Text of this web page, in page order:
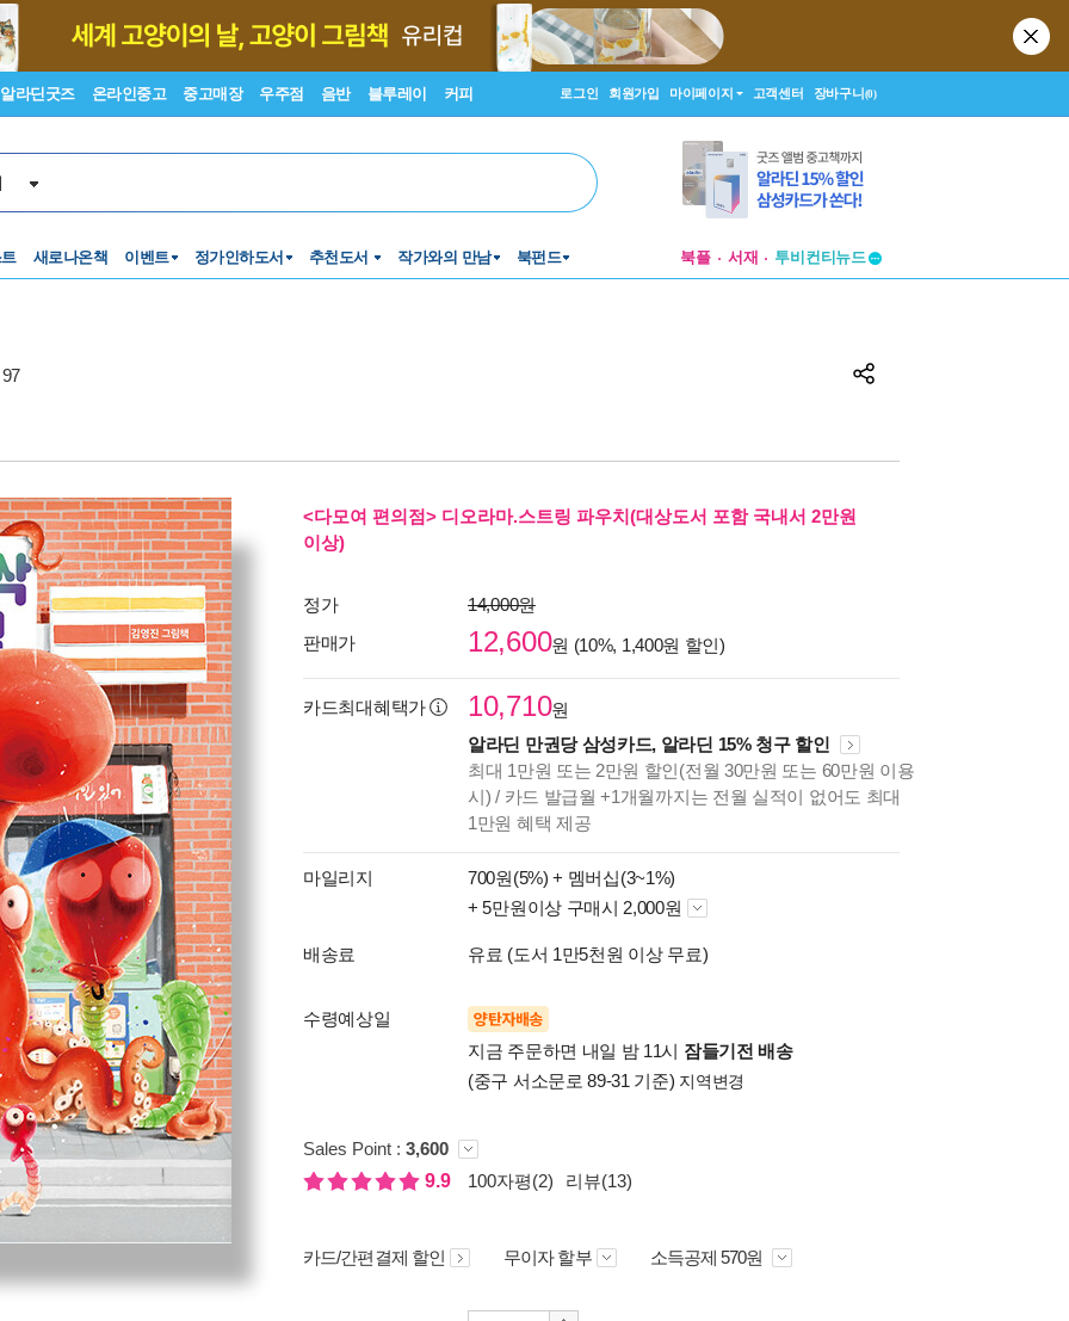
알라딘굿즈 온라인중고 중고매장 우주점 음반 블루레이 커피 로그인 회원가입 마이페이지 고객센터 장바구니(0)
새로나온책 이벤트 정가인하도서 추천도서 작가와의 만남 북펀드 북플 서재
<다모여 편의점> 디오라마.스트링 파우치(대상도서 포함 국내서 2만원
이상)
정가
14,000원
판매가
12,600원 (10%, 1,400원 할인)
카드최대혜택가 10,710원
알라딘 만권당 삼성카드, 알라딘 15% 청구 할인
최대 1만원 또는 2만원 할인(전월 30만원 또는 60만원 이용
시) / 카드 발급월 +1개월까지는 전월 실적이 없어도 최대
1만원 혜택 제공
마일리지 700원(5%) + 멤버십(3~1%)
+ 5만원이상 구매시 2,000원
배송료 유료 (도서 1만5천원 이상 무료)
수령예상일 양탄자배송
지금 주문하면 내일 밤 11시 잠들기전 배송
(중구 서소문로 89-31 기준) 지역변경
Sales Point : 3,600
9.9
100자평(2) 리뷰(13)
카드/간편결제 할인 무이자 할부 소득공제 570원